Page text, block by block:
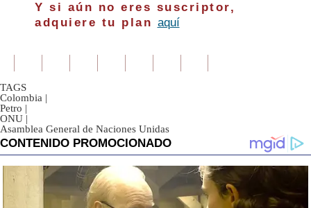
Y si aún no eres suscriptor,
adquiere tu plan aquí
TAGS
Colombia |
Petro |
ONU |
Asamblea General de Naciones Unidas